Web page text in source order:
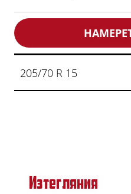
205/70 R 15
Изтегляния